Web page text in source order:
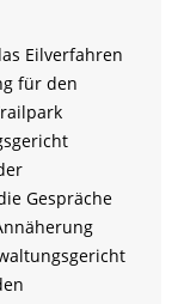
Eilverfahren
für den
Gespräche